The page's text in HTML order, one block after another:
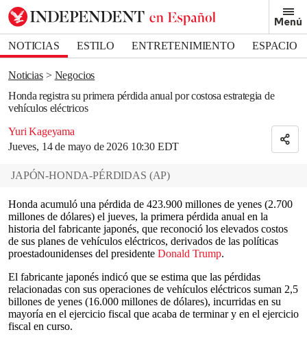
Menú
NOTICIAS ESTILO ENTRETENIMIENTO
ESPACIO
DEPORTES
Noticias
Negocios
Honda registra su primera pérdida anual por costosa estrategia de
vehículos eléctricos
Yuri Kageyama
Jueves, 14 de mayo de 2026 10:30 EDT
Bookmark popover
Removed from bookmarks
Close popover
JAPÓN-HONDA-PÉRDIDAS (AP)
Honda acumuló una pérdida de 423.900 millones de yenes (2.700
millones de dólares) el jueves, la primera pérdida anual en la
historia del fabricante japonés, que reconoció los elevados costos
de sus planes de vehículos eléctricos, derivados de las políticas
proestadounidenses del presidente Donald Trump.
El fabricante japonés indicó que se estima que las pérdidas
relacionadas con sus operaciones de vehículos eléctricos suman 2,5
billones de yenes (16.000 millones de dólares), incurridas en su
mayoría en el ejercicio fiscal que acaba de terminar y en el ejercicio
fiscal en curso.